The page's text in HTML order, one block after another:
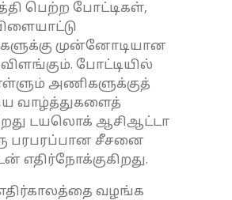
பெற்ற போட்டிகள்,
முன்னோடியான
போட்டியில்
அணிகளுக்குத்
வாழ்த்துகளைத்
டயலொக் ஆசிஆட்டா
பரபரப்பான சீசனை
எதிர்நோக்குகிறது.
வழங்க